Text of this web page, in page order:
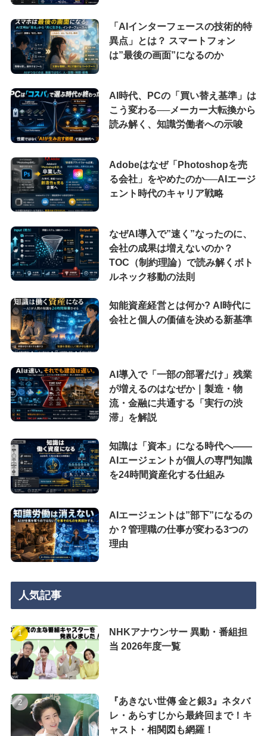
「AIインターフェースの技術的特
異点」とは？ スマートフォン
は”最後の画面”になるのか
AI時代、PCの「買い替え基準」は
こう変わる──メーカー大転換から
読み解く、知識労働者への示唆
Adobeはなぜ「Photoshopを売
る会社」をやめたのか──AIエージ
ェント時代のキャリア戦略
なぜAI導入で”速く”なったのに、
会社の成果は増えないのか？
TOC（制約理論）で読み解くボト
ルネック移動の法則
知能資産経営とは何か? AI時代に
会社と個人の価値を決める新基準
AI導入で「一部の部署だけ」残業
が増えるのはなぜか｜製造・物
流・金融に共通する「実行の渋
滞」を解説
知識は「資本」になる時代へ——
AIエージェントが個人の専門知識
を24時間資産化する仕組み
AIエージェントは”部下”になるの
か？管理職の仕事が変わる3つの
理由
人気記事
NHKアナウンサー 異動・番組担
当 2026年度一覧
『あきない世傳 金と銀3』ネタバ
レ・あらすじから最終回まで！キ
ャスト・相関図も網羅！